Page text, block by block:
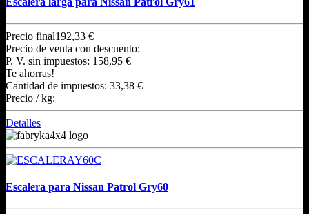
Precio final192,33 €
Precio de venta con descuento:
P. V. sin impuestos: 158,95 €
Te ahorras!
Cantidad de impuestos: 33,38 €
Precio / kg:
Detalles
Escalera para Nissan Patrol Gry60